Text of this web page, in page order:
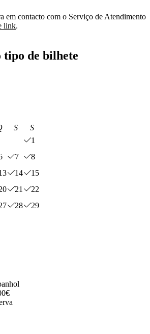
em contacto com o Serviço de Atendimento
link.
tipo de bilhete
S
S
1
7
8
14
15
21
22
28
29